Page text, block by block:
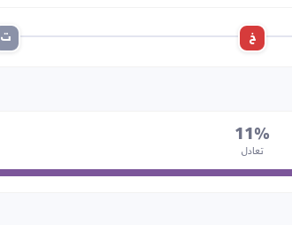
خ ت
11%
تعادل